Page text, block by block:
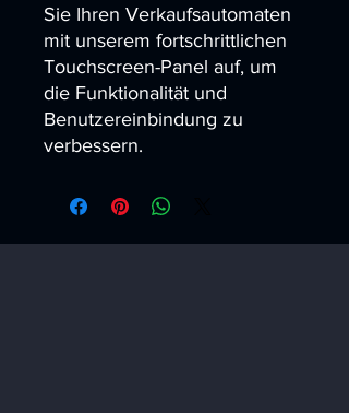
Sie Ihren Verkaufsautomaten
mit unserem fortschrittlichen
Touchscreen-Panel auf, um
die Funktionalität und
Benutzereinbindung zu
verbessern.